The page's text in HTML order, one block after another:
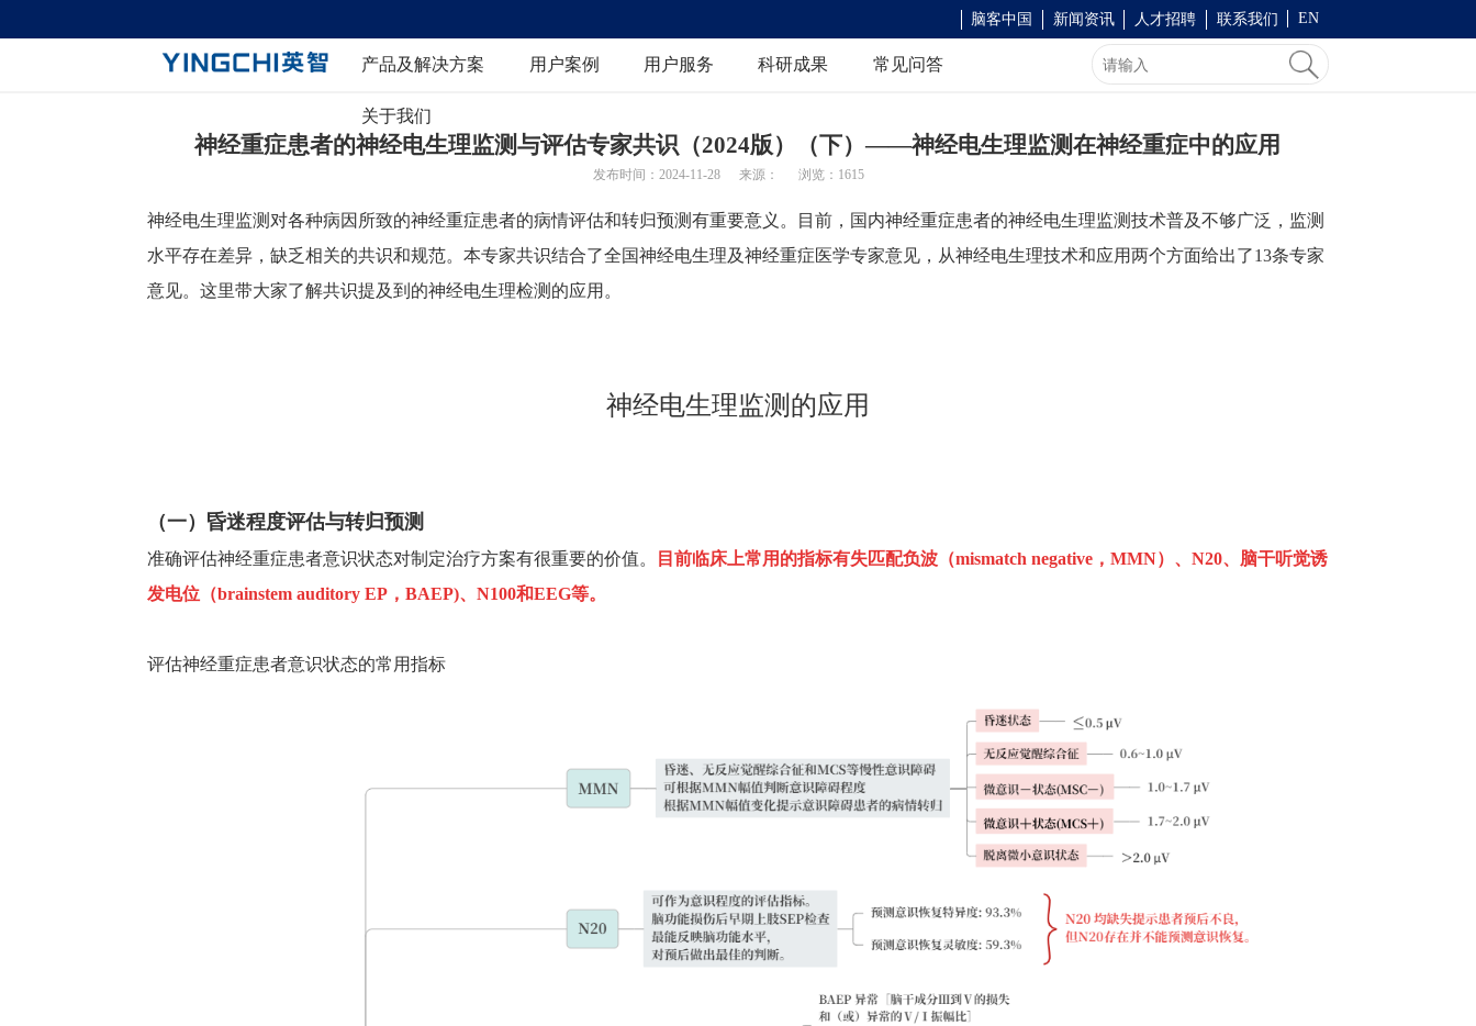
EN
联系我们
人才招聘
新闻资讯
脑客中国
产品及解决方案
磁刺激
动态脑电图
高导联长程脑电图
无线干电极脑电系统
医用事件相关电位
肌电/诱发电位仪
脑功能监测设备
用户案例 用户服务 科研成果 常见问答
关于我们
神经重症患者的神经电生理监测与评估专家共识（2024版）（下）——神经电生理监测在神经重症中的应用
发布时间：2024-11-28 来源： 浏览：1615
神经电生理监测对各种病因所致的神经重症患者的病情评估和转归预测有重要意义。目前，国内神经重症患者的神经电生理监测技术普及不够广泛，监测
水平存在差异，缺乏相关的共识和规范。本专家共识结合了全国神经电生理及神经重症医学专家意见，从神经电生理技术和应用两个方面给出了13条专家
意见。这里带大家了解共识提及到的神经电生理检测的应用。
神经电生理监测的应用
（一）昏迷程度评估与转归预测
准确评估神经重症患者意识状态对制定治疗方案有很重要的价值。 目前临床上常用的指标有失匹配负波（mismatch negative ，MMN）、N20、脑干听觉诱
发电位（brainstem auditory EP ，BAEP)、N100和EEG等。
评估神经重症患者意识状态的常用指标